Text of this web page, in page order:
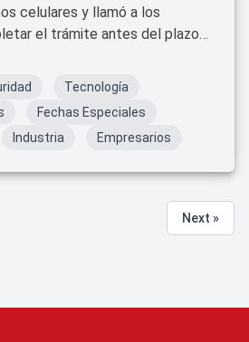
celulares y llamó a los
el trámite antes del plazo
Tecnología
Fechas Especiales
Industria Empresarios
Next »